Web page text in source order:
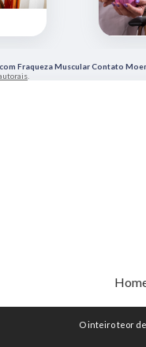
Fraqueza Muscular Contato
O inteiro teor